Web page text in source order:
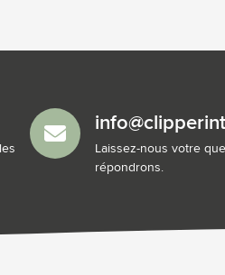
Laissez-nous votre
répondrons.